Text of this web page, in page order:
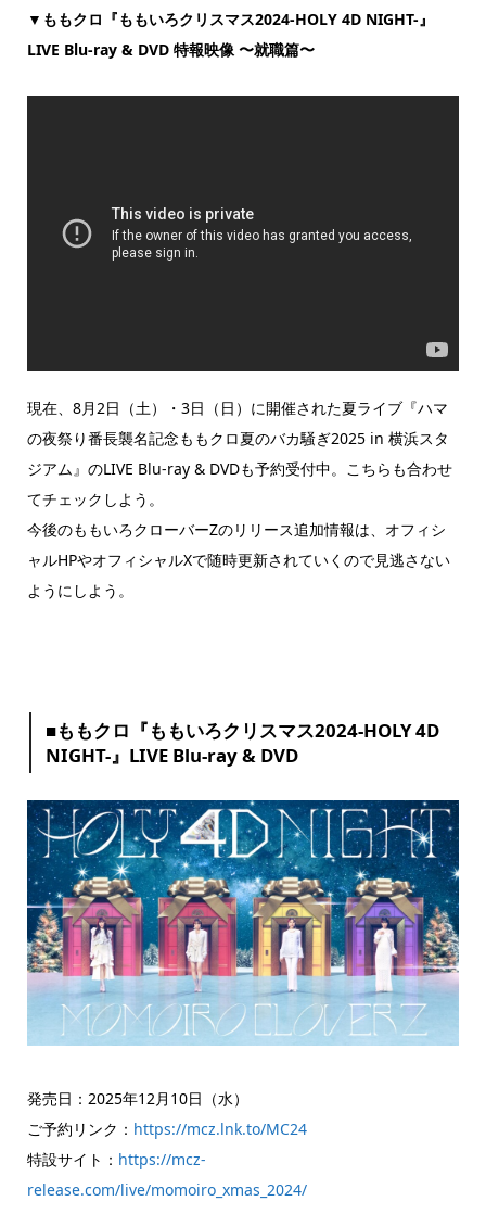
▼ももクロ『ももいろクリスマス2024-HOLY 4D NIGHT-』
LIVE Blu-ray & DVD 特報映像 〜就職篇〜
現在、8月2日（土）・3日（日）に開催された夏ライブ『ハマ
の夜祭り番長襲名記念ももクロ夏のバカ騒ぎ2025 in 横浜スタ
ジアム』のLIVE Blu-ray & DVDも予約受付中。こちらも合わせ
てチェックしよう。
今後のももいろクローバーZのリリース追加情報は、オフィシ
ャルHPやオフィシャルXで随時更新されていくので見逃さない
ようにしよう。
■ももクロ『ももいろクリスマス2024-HOLY 4D
NIGHT-』LIVE Blu-ray & DVD
発売日：2025年12月10日（水）
ご予約リンク： https://mcz.lnk.to/MC24
特設サイト： https://mcz-
release.com/live/momoiro_xmas_2024/